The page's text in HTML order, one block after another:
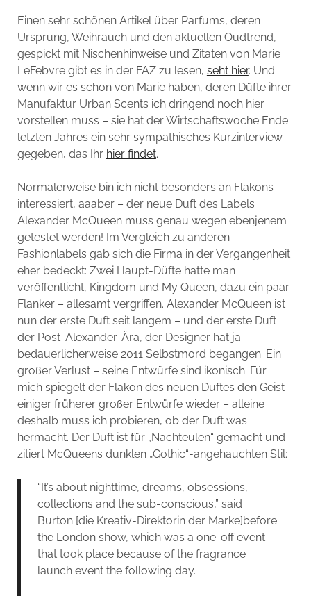
Einen sehr schönen Artikel über Parfums, deren
Ursprung, Weihrauch und den aktuellen Oudtrend,
gespickt mit Nischenhinweise und Zitaten von Marie
LeFebvre gibt es in der FAZ zu lesen, seht hier. Und
wenn wir es schon von Marie haben, deren Düfte ihrer
Manufaktur Urban Scents ich dringend noch hier
vorstellen muss – sie hat der Wirtschaftswoche Ende
letzten Jahres ein sehr sympathisches Kurzinterview
gegeben, das Ihr hier findet.
Normalerweise bin ich nicht besonders an Flakons
interessiert, aaaber – der neue Duft des Labels
Alexander McQueen muss genau wegen ebenjenem
getestet werden! Im Vergleich zu anderen
Fashionlabels gab sich die Firma in der Vergangenheit
eher bedeckt: Zwei Haupt-Düfte hatte man
veröffentlicht, Kingdom und My Queen, dazu ein paar
Flanker – allesamt vergriffen. Alexander McQueen ist
nun der erste Duft seit langem – und der erste Duft
der Post-Alexander-Ära, der Designer hat ja
bedauerlicherweise 2011 Selbstmord begangen. Ein
großer Verlust – seine Entwürfe sind ikonisch. Für
mich spiegelt der Flakon des neuen Duftes den Geist
einiger früherer großer Entwürfe wieder – alleine
deshalb muss ich probieren, ob der Duft was
hermacht. Der Duft ist für „Nachteulen“ gemacht und
zitiert McQueens dunklen „Gothic“-angehauchten Stil:
“It’s about nighttime, dreams, obsessions,
collections and the sub-conscious,” said
Burton [die Kreativ-Direktorin der Marke]before
the London show, which was a one-off event
that took place because of the fragrance
launch event the following day.